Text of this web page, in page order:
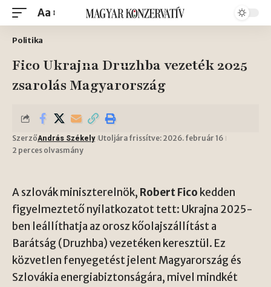
Aa
Politika
Fico Ukrajna Druzhba vezeték 2025
zsarolás Magyarország
SzerzőAndrás Székely Utoljára frissítve: 2026. február 16
2 perces olvasmány
A szlovák miniszterelnök, Robert Fico kedden
figyelmeztető nyilatkozatot tett: Ukrajna 2025-
ben leállíthatja az orosz kőolajszállítást a
Barátság (Druzhba) vezetéken keresztül. Ez
közvetlen fenyegetést jelent Magyarország és
Szlovákia energiabiztonságára, mivel mindkét